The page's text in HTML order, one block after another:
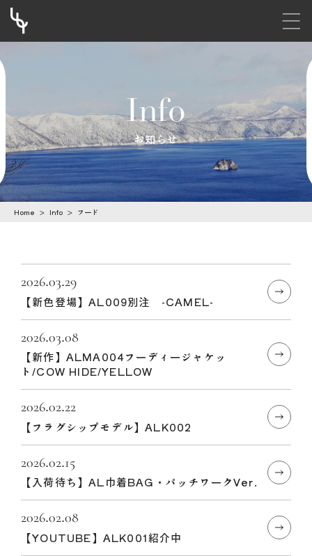
k
o
c
o
メ
Info
お知らせ
Home > Info > フード
2026.03.29
【新色登場】AL009別注 -CAMEL-
2026.03.08
【新作】ALMA004フーディージャケッ
ト/COW HIDE/YELLOW
2026.02.22
【フラグシップモデル】ALK002
2026.02.15
【入荷待ち】AL巾着BAG・パッチワークVer.
2026.02.08
【YOUTUBE】ALK001紹介中